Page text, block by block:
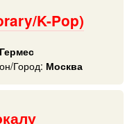
K-Pop)
Город: Москва